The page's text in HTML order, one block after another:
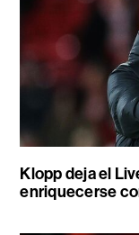
Klopp deja el
enriquecerse